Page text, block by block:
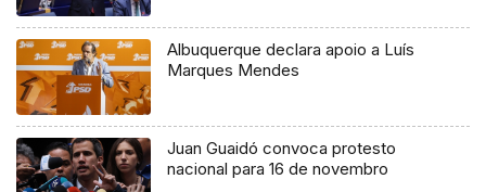
Albuquerque declara apoio a Luís
Marques Mendes
Juan Guaidó convoca protesto
nacional para 16 de novembro